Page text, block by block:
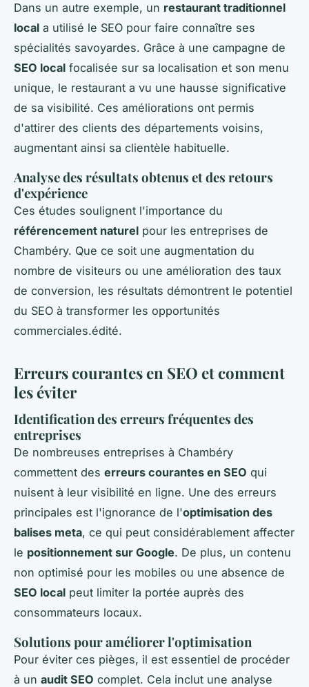
Dans un autre exemple, un restaurant traditionnel
local a utilisé le SEO pour faire connaître ses
spécialités savoyardes. Grâce à une campagne de
SEO local focalisée sur sa localisation et son menu
unique, le restaurant a vu une hausse significative
de sa visibilité. Ces améliorations ont permis
d'attirer des clients des départements voisins,
augmentant ainsi sa clientèle habituelle.
Analyse des résultats obtenus et des retours
d'expérience
Ces études soulignent l'importance du
référencement naturel pour les entreprises de
Chambéry. Que ce soit une augmentation du
nombre de visiteurs ou une amélioration des taux
de conversion, les résultats démontrent le potentiel
du SEO à transformer les opportunités
commerciales.édité.
Erreurs courantes en SEO et comment
les éviter
Identification des erreurs fréquentes des
entreprises
De nombreuses entreprises à Chambéry
commettent des erreurs courantes en SEO qui
nuisent à leur visibilité en ligne. Une des erreurs
principales est l'ignorance de l'optimisation des
balises meta, ce qui peut considérablement affecter
le positionnement sur Google. De plus, un contenu
non optimisé pour les mobiles ou une absence de
SEO local peut limiter la portée auprès des
consommateurs locaux.
Solutions pour améliorer l'optimisation
Pour éviter ces pièges, il est essentiel de procéder
à un audit SEO complet. Cela inclut une analyse